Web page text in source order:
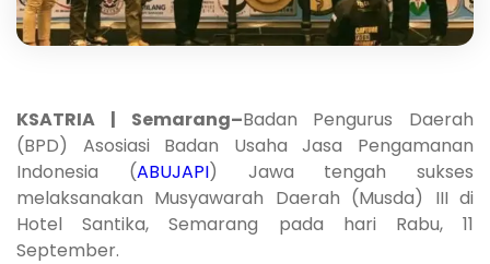
KSATRIA | Semarang–Badan Pengurus Daerah
(BPD) Asosiasi Badan Usaha Jasa Pengamanan
Indonesia (ABUJAPI) Jawa tengah sukses
melaksanakan Musyawarah Daerah (Musda) III di
Hotel Santika, Semarang pada hari Rabu, 11
September.